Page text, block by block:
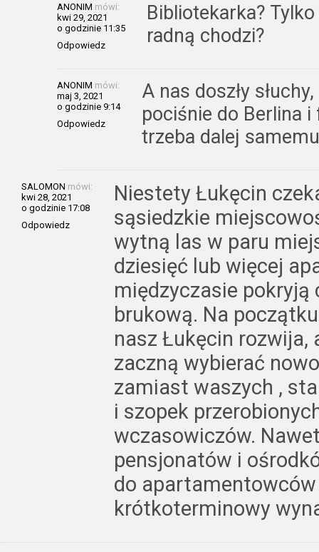
ANONIM mówi:
kwi 29, 2021
o godzinie 11:35
Odpowiedz
Bibliotekarka?
radną chodzi?
ANONIM mówi:
maj 3, 2021
o godzinie 9:14
Odpowiedz
A nas doszły
pociśnie do Berlina i
trzeba dalej
SALOMON mówi:
kwi 28, 2021
o godzinie 17:08
Odpowiedz
Niestety Łukęcin
sąsiedzkie
wytną las w paru
dziesięć lub więcej
międzyczasie pokryją
brukową. Na
nasz Łukęcin rozwija,
zaczną wybierać
zamiast waszych ,
i szopek
wczasowiczów.
pensjonatów i
do
krótkoterminowy